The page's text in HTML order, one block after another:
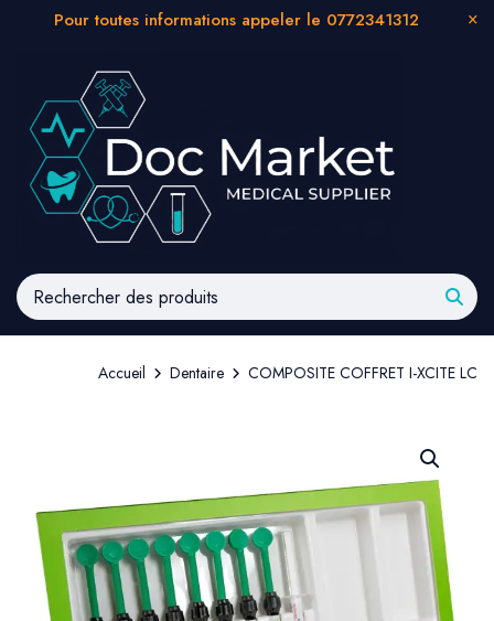
Pour toutes informations appeler le 0772341312
Accueil Dentaire COMPOSITE COFFRET I-XCITE LC